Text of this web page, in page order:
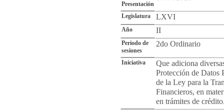
Presentación
Legislatura LXVI
Año II
Periodo de
sesiones
2do Ordinario
Iniciativa
Que adiciona
Protección de Datos
de la Ley para la
Financieros, en
en trámites de